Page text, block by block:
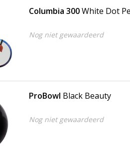
Columbia 300White Dot
Nog niet gewaardeerd
ProBowl Black Beauty
Nog niet gewaardeerd